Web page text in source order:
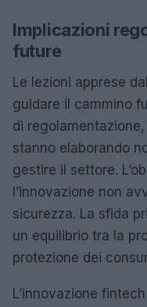
Implicazioni
future
Le lezioni apprese
guidare il cammino
di
stanno elaborando
gestire il settore.
l’innovazione non
sicurezza. La sfida
un equilibrio tra la
protezione dei
L’innovazione